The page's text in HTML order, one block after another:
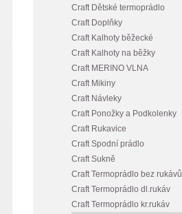
Craft Dětské termoprádlo
Craft Doplňky
Craft Kalhoty běžecké
Craft Kalhoty na běžky
Craft MERINO VLNA
Craft Mikiny
Craft Návleky
Craft Ponožky a Podkolenky
Craft Rukavice
Craft Spodní prádlo
Craft Sukně
Craft Termoprádlo bez rukávů
Craft Termoprádlo dl.rukáv
Craft Termoprádlo kr.rukáv